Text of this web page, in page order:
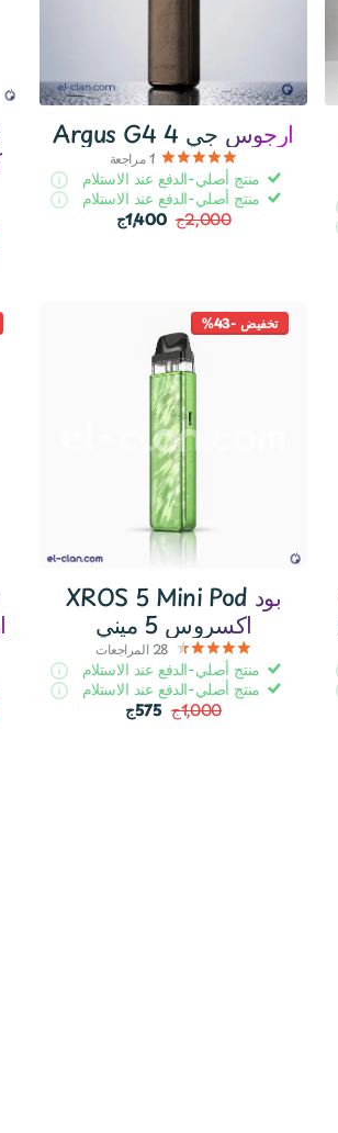
Argus G4 ارجوس جي 4
1 مراجعة
منتج أصلي-الدفع عند الاستلام
منتج أصلي-الدفع عند الاستلام
2,000ج
1,400ج
تخفيض -43%
XROS 5 Mini Pod بود
اكسروس 5 ميني
28 المراجعات
منتج أصلي-الدفع عند الاستلام
منتج أصلي-الدفع عند الاستلام
1,000ج
575ج